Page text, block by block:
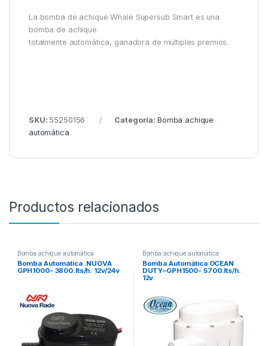
La bomba de achique Whale Supersub Smart es una
bomba de achique
totalmente automática, ganadora de múltiples premios.
SKU: 55250156 Categoría: Bomba achique
automática
Productos relacionados
Bomba achique automática
Bomba Automática .NUOVA
GPH1000- 3800.lts/h. 12v/24v
Bomba achique automática
Bomba Automática OCEAN
DUTY–GPH1500- 5700.lts/h.
12v